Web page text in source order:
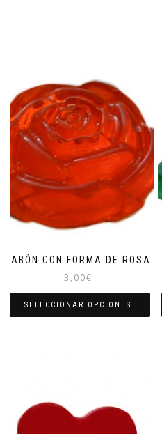
JABÓN CON FORMA DE ROSA
3,00€
SELECCIONAR OPCIONES